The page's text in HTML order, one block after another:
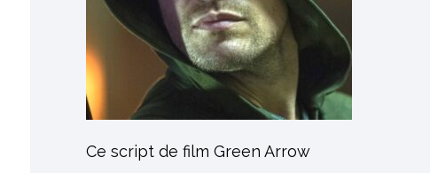
Ce script de film Green Arrow